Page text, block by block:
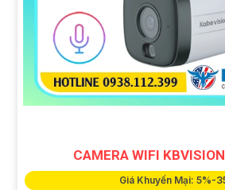
CAMERA WIFI
Giá Khuyến Mại: 5%-